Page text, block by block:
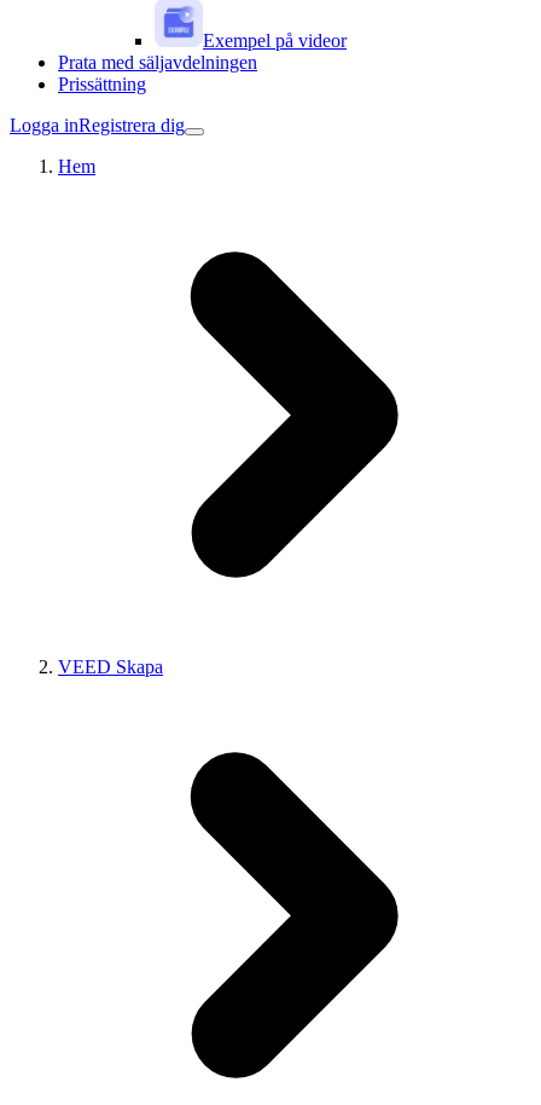
Exempel på videor
Prata med säljavdelningen
Prissättning
Logga inRegistrera dig
Hem
VEED Skapa